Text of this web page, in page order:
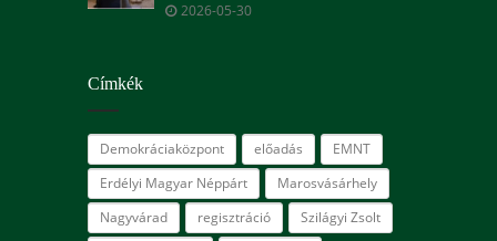
2026-05-30
Címkék
Demokráciaközpont előadás
EMNT
Erdélyi Magyar Néppárt
Marosvásárhely
Nagyvárad
regisztráció
Szilágyi Zsolt